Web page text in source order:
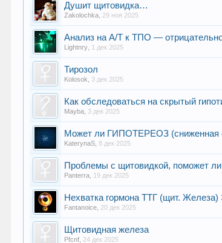
Душит щитовидка…
Zakolochka 29 ноя 2025
Анализ на А/Т к ТПО —
Lightnry 1 дек 2025
Тирозол
Kolosok 3 дек 2025
Как обследоваться на скрытый
Mayba 3 дек 2025
Может ли ГИПОТЕРЕОЗ (сниженная
KaterynaS ,8 дек 2025
Проблемы с щитовидкой, поможет
Panterra 19 дек 2025
Нехватка гормона ТТГ (щит.
Fantanoice 20 дек 2025
Щитовидная железа
Pfcnf 24 дек 2025